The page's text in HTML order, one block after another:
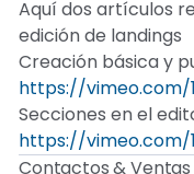
Aquí dos artículos
edición de landings
Creación básica y
https://vimeo.com/
Secciones en el
https://vimeo.com/
Contactos & Ventas